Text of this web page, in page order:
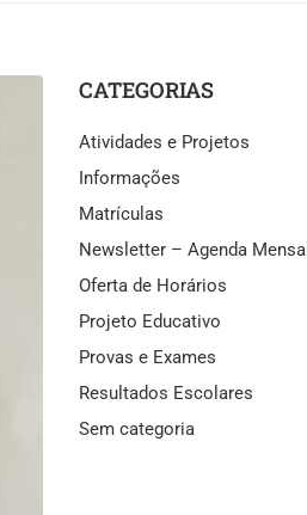
CATEGORIAS
Atividades e Projetos
Informações
Matrículas
Newsletter – Agenda Mensal
Oferta de Horários
Projeto Educativo
Provas e Exames
Resultados Escolares
Sem categoria